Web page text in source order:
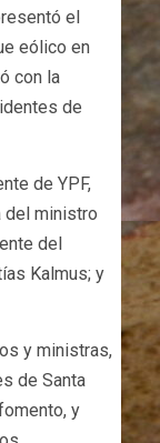
el
eólico en
con la
de
de YPF,
del ministro
del
Kalmus; y
y ministras,
de Santa
y